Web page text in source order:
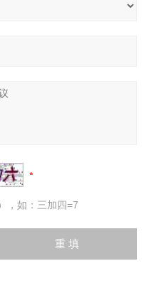
，如：三加四=7